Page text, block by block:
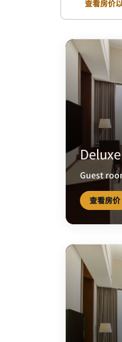
查看房价
Guest
查看房价